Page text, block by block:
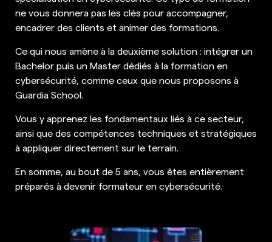
ne vous donnera pas les clés pour accompagner,
encadrer des clients et animer des formations.
Ce qui nous amène à la deuxième solution : intégrer un
Bachelor puis un Master dédiés à la formation en
cybersécurité, comme ceux que nous proposons à
Guardia School.
Vous y apprenez les fondamentaux liés à ce secteur,
ainsi que des compétences techniques et stratégiques
à appliquer directement sur le terrain.
En somme, au bout de 5 ans, vous êtes entièrement
préparés à devenir formateur en cybersécurité.